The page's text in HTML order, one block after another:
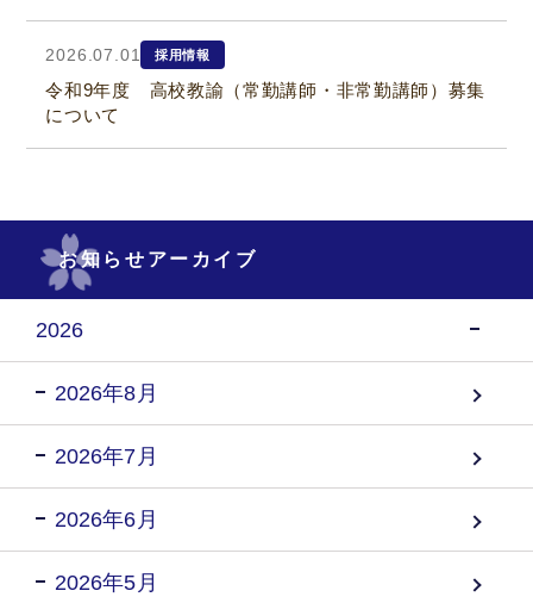
2026.07.01 採用情報
令和9年度 高校教諭（常勤講師・非常勤講師）募集
について
お知らせアーカイブ
2026
2026年8月
2026年7月
2026年6月
2026年5月